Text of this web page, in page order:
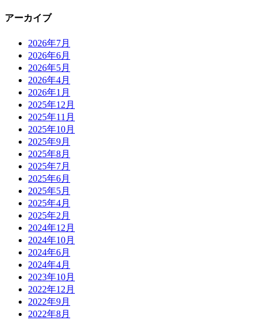
アーカイブ
2026年7月
2026年6月
2026年5月
2026年4月
2026年1月
2025年12月
2025年11月
2025年10月
2025年9月
2025年8月
2025年7月
2025年6月
2025年5月
2025年4月
2025年2月
2024年12月
2024年10月
2024年6月
2024年4月
2023年10月
2022年12月
2022年9月
2022年8月